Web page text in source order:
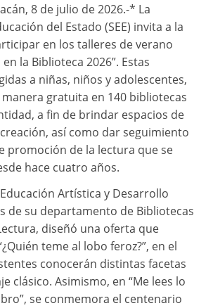
8 de julio de 2026.-* La
del Estado (SEE) invita a la
en los talleres de verano
la Biblioteca 2026”. Estas
a niñas, niños y adolescentes,
gratuita en 140 bibliotecas
a fin de brindar espacios de
así como dar seguimiento
promoción de la lectura que se
hace cuatro años.
Artística y Desarrollo
de su departamento de Bibliotecas
diseñó una oferta que
teme al lobo feroz?”, en el
conocerán distintas facetas
clásico. Asimismo, en “Me lees lo
se conmemora el centenario